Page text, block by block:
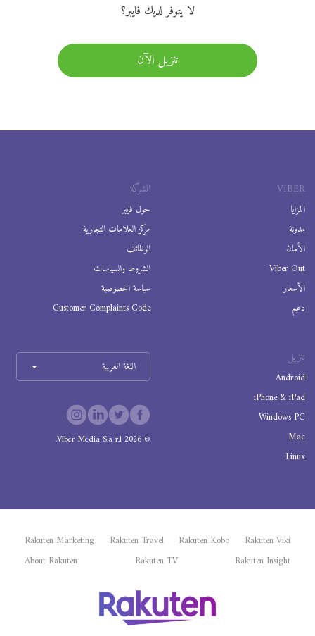
لا يتوفر لديك فايبر؟
تنزيل الآن
VIBER
المزايا
مدونة
الأمان
Viber Out
الأسعار
دعم
الشركة
حول فايبر
مركز العلامات التجارية
الوظائف
الشروط والسياسات
سياسة الخصوصية
Customer Complaints Code
تنزيل
Android
iPhone & iPad
Windows PC
Mac
Linux
اللغة العربية
©
2026
Viber Media S.à r.l.
Rakuten Viki
Rakuten Kobo
Rakuten Travel
Rakuten Marketing
Rakuten Insight
Rakuten TV
About Rakuten